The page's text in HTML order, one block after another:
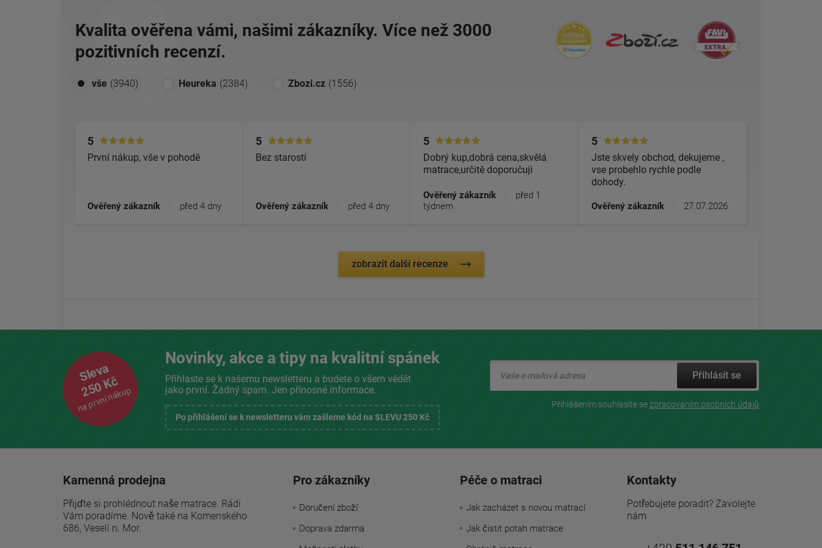
Kvalita ověřena vámi, našimi zákazníky. Více než 3000
pozitivních recenzí.
vše (3940) Heureka (2384) Zbozi.cz (1556)
5
První nákup, vše v pohodě
Ověřený zákazník před 4 dny
5
Bez starostí
Ověřený zákazník před 4 dny
5
Dobrý kup,dobrá cena,skvělá
matrace,určitě doporučuji
Ověřený zákazník
před 1
týdnem
5
Jste skvely obchod, dekujeme ,
vse probehlo rychle podle
dohody.
Ověřený zákazník 27.07.2026
zobrazit další recenze
Sleva
250 Kč
na první nákup
Novinky, akce a tipy na kvalitní spánek
Přihlaste se k našemu newsletteru a budete o všem vědět
jako první. Žádný spam. Jen přínosné informace.
Po přihlášení se k newsletteru vám zašleme kód na SLEVU 250 Kč
Přihlásit se
Přihlášením souhlasíte sezpracovaním osobních údajů
Kamenná prodejna
Přijďte si prohlédnout naše matrace. Rádi
Vám poradíme. Nově také na Komenského
686, Veselí n. Mor.
Pro zákazníky
Doručení zboží
Doprava zdarma
Péče o matraci
Jak zacházet s novou matrací
Jak čistit potah matrace
Kontakty
Potřebujete poradit? Zavolejte
nám